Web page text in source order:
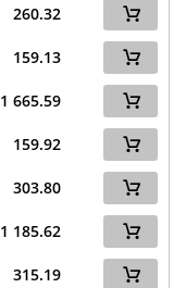
260.32
159.13
1 665.59
159.92
303.80
1 185.62
315.19